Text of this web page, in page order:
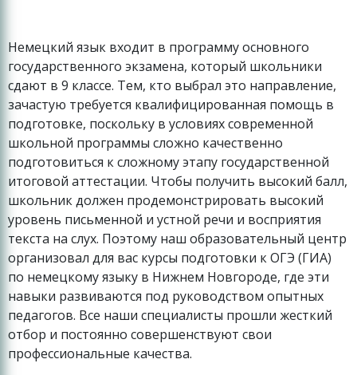
Немецкий язык входит в программу основного
государственного экзамена, который школьники
сдают в 9 классе. Тем, кто выбрал это направление,
зачастую требуется квалифицированная помощь в
подготовке, поскольку в условиях современной
школьной программы сложно качественно
подготовиться к сложному этапу государственной
итоговой аттестации. Чтобы получить высокий балл,
школьник должен продемонстрировать высокий
уровень письменной и устной речи и восприятия
текста на слух. Поэтому наш образовательный центр
организовал для вас курсы подготовки к ОГЭ (ГИА)
по немецкому языку в Нижнем Новгороде, где эти
навыки развиваются под руководством опытных
педагогов. Все наши специалисты прошли жесткий
отбор и постоянно совершенствуют свои
профессиональные качества.